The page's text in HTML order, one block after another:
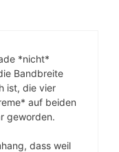
*nicht*
Bandbreite
ist, die vier
auf beiden
geworden.
dass weil